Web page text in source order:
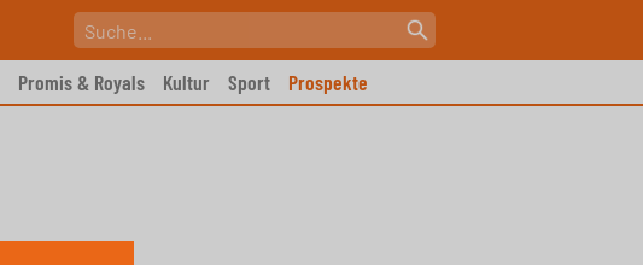
Promis & Royals Kultur Sport Prospekte